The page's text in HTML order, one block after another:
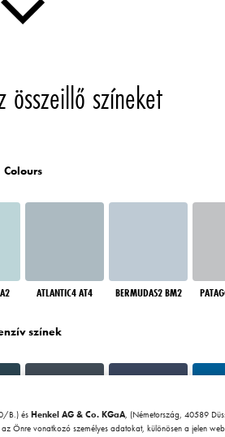
összeillő színeket
Colours
ATLANTIC4 AT4 BERMUDAS2 BM2
színek
B.) és Henkel AG & Co. KGaA, (Németország, 40589
Önre vonatkozó személyes adatokat, különösen a jelen